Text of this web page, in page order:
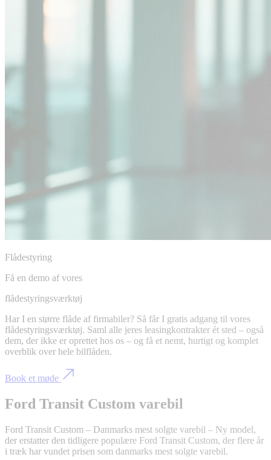
Flådestyring
Få en demo af vores
flådestyringsværktøj
Har I en større flåde af firmabiler? Så får I gratis adgang til vores
flådestyringsværktøj. Saml alle jeres leasingkontrakter ét sted – også
dem, der ikke er oprettet hos os – og få et nemt, hurtigt og komplet
overblik over hele bilflåden.
Book et møde
Ford Transit Custom varebil
Ford Transit Custom – Danmarks mest solgte varebil – Ny model,
der erstatter den tidligere populære Ford Transit Custom, der flere år
i træk har vundet prisen som danmarks mest solgte varebil.